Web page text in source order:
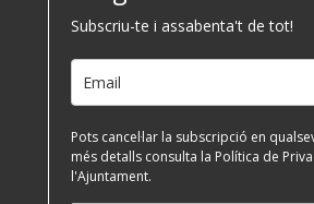
Subscriu-te i assabenta't de tot!
Pots cancel·lar la subscripció en
més detalls consulta la Política de
l'Ajuntament.